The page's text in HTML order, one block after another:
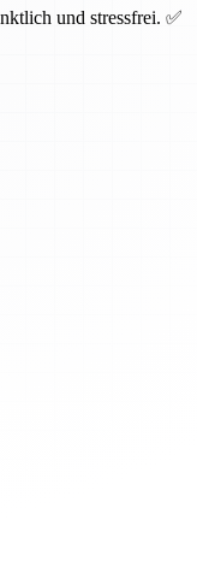
und stressfrei. ✅